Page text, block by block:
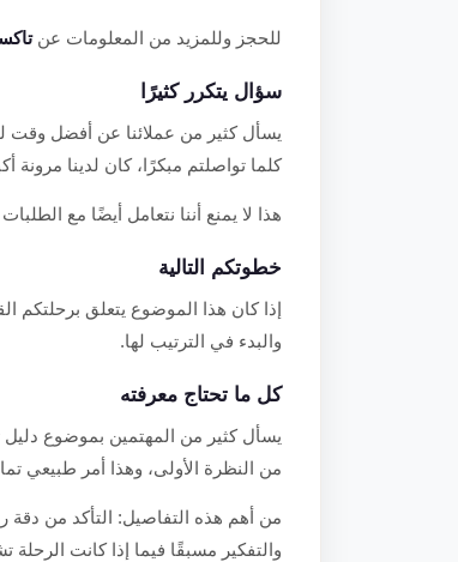
للحجز وللمزيد من المعلومات عن
سؤال يتكرر كثيرًا
يسأل كثير من عملائنا عن أفضل وقت
كلما تواصلتم مبكرًا، كان لدينا مرونة
هذا لا يمنع أننا نتعامل أيضًا مع
خطوتكم التالية
إذا كان هذا الموضوع يتعلق برحلتكم
والبدء في الترتيب لها.
كل ما تحتاج معرفته
يسأل كثير من المهتمين بموضوع دليل
من النظرة الأولى، وهذا أمر طبيعي
من أهم هذه التفاصيل: التأكد من دقة
والتفكير مسبقًا فيما إذا كانت